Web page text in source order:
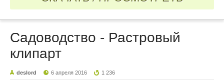
Садоводство - Растровый
клипарт
deslord 6 апреля 2016 1 236